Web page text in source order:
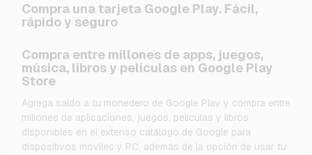
Compra una tarjeta Google Play. Fácil,
rápido y seguro
Compra entre millones de apps, juegos,
música, libros y películas en Google Play
Store
Agrega saldo a tu monedero de Google Play y compra entre
millones de aplicaciones, juegos, películas y libros
disponibles en el extenso catálogo de Google para
dispositivos móviles y PC, además de la opción de usar tu